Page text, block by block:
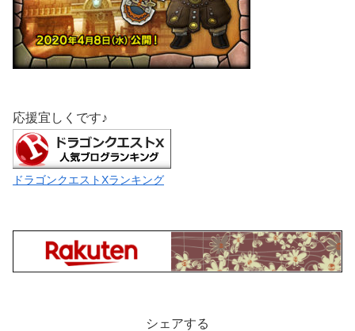
応援宜しくです♪
ドラゴンクエストXランキング
シェアする